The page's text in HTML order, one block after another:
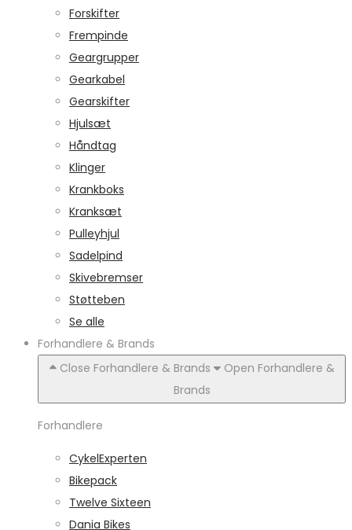
Forskifter
Frempinde
Geargrupper
Gearkabel
Gearskifter
Hjulsæt
Håndtag
Klinger
Krankboks
Kranksæt
Pulleyhjul
Sadelpind
Skivebremser
Støtteben
Se alle
Forhandlere & Brands
Close Forhandlere & Brands
Open Forhandlere &
Brands
Forhandlere
CykelExperten
Bikepack
Twelve Sixteen
Dania Bikes